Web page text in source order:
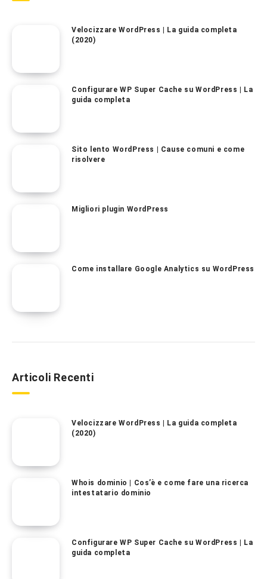
Velocizzare WordPress | La guida completa
(2020)
Configurare WP Super Cache su WordPress | La
guida completa
Sito lento WordPress | Cause comuni e come
risolvere
Migliori plugin WordPress
Come installare Google Analytics su WordPress
Articoli Recenti
Velocizzare WordPress | La guida completa
(2020)
Whois dominio | Cos’è e come fare una ricerca
intestatario dominio
Configurare WP Super Cache su WordPress | La
guida completa